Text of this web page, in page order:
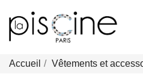
Accueil Vêtements et